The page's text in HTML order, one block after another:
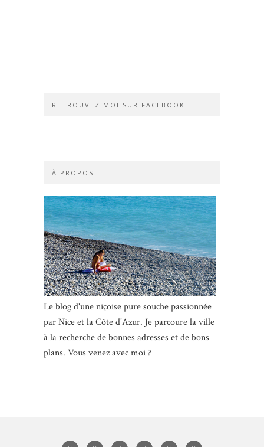
RETROUVEZ MOI SUR FACEBOOK
À PROPOS
Le blog d'une niçoise pure souche passionnée
par Nice et la Côte d'Azur. Je parcoure la ville
à la recherche de bonnes adresses et de bons
plans. Vous venez avec moi ?